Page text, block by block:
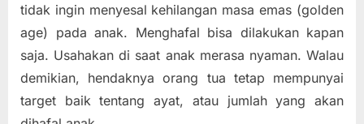
tidak ingin menyesal kehilangan masa emas (golden
age) pada anak. Menghafal bisa dilakukan kapan
saja. Usahakan di saat anak merasa nyaman. Walau
demikian, hendaknya orang tua tetap mempunyai
target baik tentang ayat, atau jumlah yang akan